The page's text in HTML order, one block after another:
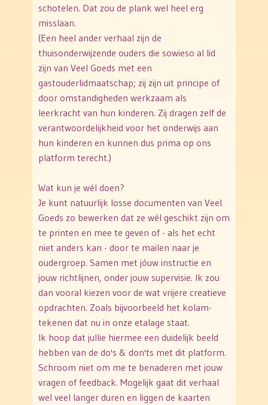
schotelen. Dat zou de plank wel heel erg
misslaan.
(Een heel ander verhaal zijn de
thuisonderwijzende ouders die sowieso al lid
zijn van Veel Goeds met een
gastouderlidmaatschap; zij zijn uit principe of
door omstandigheden werkzaam als
leerkracht van hun kinderen. Zij dragen zelf de
verantwoordelijkheid voor het onderwijs aan
hun kinderen en kunnen dus prima op ons
platform terecht.)
Wat kun je wél doen?
Je kunt natuurlijk losse documenten van Veel
Goeds zo bewerken dat ze wél geschikt zijn om
te printen en mee te geven of - als het echt
niet anders kan - door te mailen naar je
oudergroep. Samen met jóuw instructie en
jouw richtlijnen, onder jouw supervisie. Ik zou
dan vooral kiezen voor de wat vrijere creatieve
opdrachten. Zoals bijvoorbeeld het kolam-
tekenen dat nu in onze etalage staat.
Ik hoop dat jullie hiermee een duidelijk beeld
hebben van de do's & don'ts met dit platform.
Schroom niet om me te benaderen met jouw
vragen of feedback. Mogelijk gaat dit verhaal
wel veel langer duren en liggen de kaarten